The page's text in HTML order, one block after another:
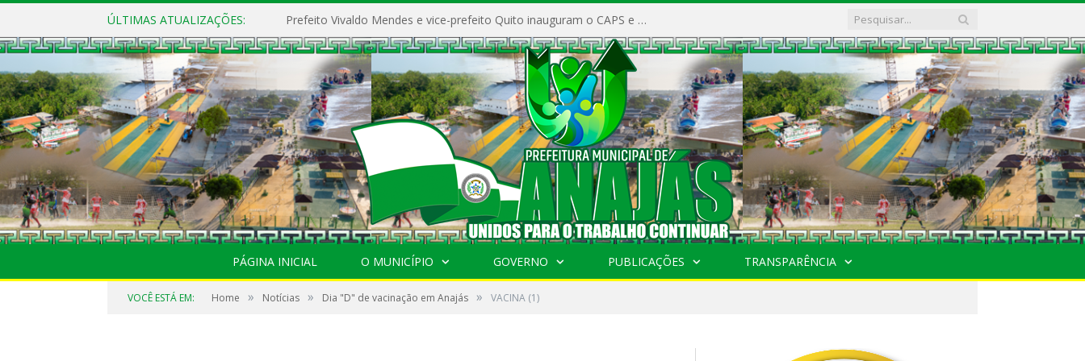
ÚLTIMAS ATUALIZAÇÕES: Prefeito Vivaldo Mendes e vice-prefeito Quito inauguram o CAPS e fortalecem a saúde pública em Anajás.
PÁGINA INICIAL O MUNICÍPIO GOVERNO PUBLICAÇÕES TRANSPARÊNCIA
VOCÊ ESTÁ EM: Home » Notícias » Dia "D" de vacinação em Anajás » VACINA (1)